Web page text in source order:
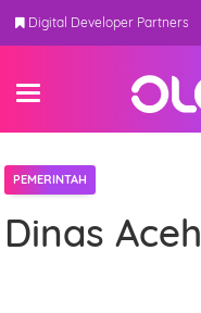
Digital Developer Partners
PEMERINTAH
Dinas Aceh